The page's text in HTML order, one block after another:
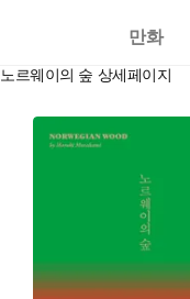
으
로
동
만화
노르웨이의 숲 상세페이지